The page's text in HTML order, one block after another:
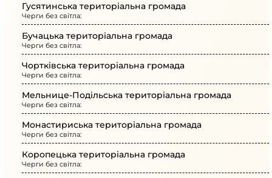
Гусятинська територіальна громада
Черги без світла:
Бучацька територіальна громада
Черги без світла:
Чортківська територіальна громада
Черги без світла:
Мельнице-Подільська територіальна громада
Черги без світла:
Монастириська територіальна громада
Черги без світла:
Коропецька територіальна громада
Черги без світла: